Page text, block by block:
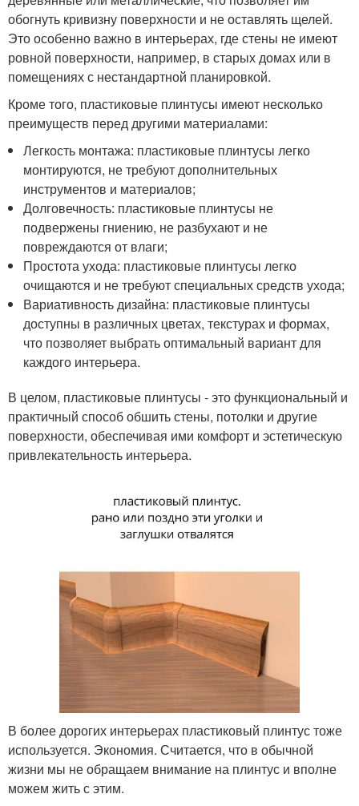
обогнуть кривизну поверхности и не оставлять щелей.
Это особенно важно в интерьерах, где стены не имеют
ровной поверхности, например, в старых домах или в
помещениях с нестандартной планировкой.
Кроме того, пластиковые плинтусы имеют несколько
преимуществ перед другими материалами:
Легкость монтажа: пластиковые плинтусы легко
монтируются, не требуют дополнительных
инструментов и материалов;
Долговечность: пластиковые плинтусы не
подвержены гниению, не разбухают и не
повреждаются от влаги;
Простота ухода: пластиковые плинтусы легко
очищаются и не требуют специальных средств ухода;
Вариативность дизайна: пластиковые плинтусы
доступны в различных цветах, текстурах и формах,
что позволяет выбрать оптимальный вариант для
каждого интерьера.
В целом, пластиковые плинтусы - это функциональный и
практичный способ обшить стены, потолки и другие
поверхности, обеспечивая ими комфорт и эстетическую
привлекательность интерьера.
В более дорогих интерьерах пластиковый плинтус тоже
используется. Экономия. Считается, что в обычной
жизни мы не обращаем внимание на плинтус и вполне
можем жить с этим.